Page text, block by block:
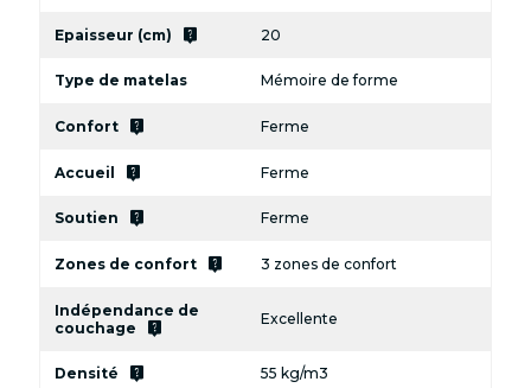
Epaisseur (cm) live_help 20
Type de matelas Mémoire de forme
Confort live_help Ferme
Accueil live_help Ferme
Soutien live_help Ferme
Zones de confort live_help 3 zones de confort
Indépendance de
couchage
live_help Excellente
Densité live_help 55 kg/m3